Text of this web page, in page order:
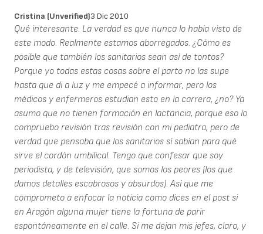
Cristina (unverified)3 Dic 2010
Qué interesante. La verdad es que nunca lo había visto de
este modo. Realmente estamos aborregados. ¿Cómo es
posible que también los sanitarios sean así de tontos?
Porque yo todas estas cosas sobre el parto no las supe
hasta que di a luz y me empecé a informar, pero los
médicos y enfermeros estudian esto en la carrera, ¿no? Ya
asumo que no tienen formación en lactancia, porque eso lo
compruebo revisión tras revisión con mi pediatra, pero de
verdad que pensaba que los sanitarios sí sabían para qué
sirve el cordón umbilical. Tengo que confesar que soy
periodista, y de televisión, que somos los peores (los que
damos detalles escabrosos y absurdos). Así que me
comprometo a enfocar la noticia como dices en el post si
en Aragón alguna mujer tiene la fortuna de parir
espontáneamente en el calle. Si me dejan mis jefes, claro, y